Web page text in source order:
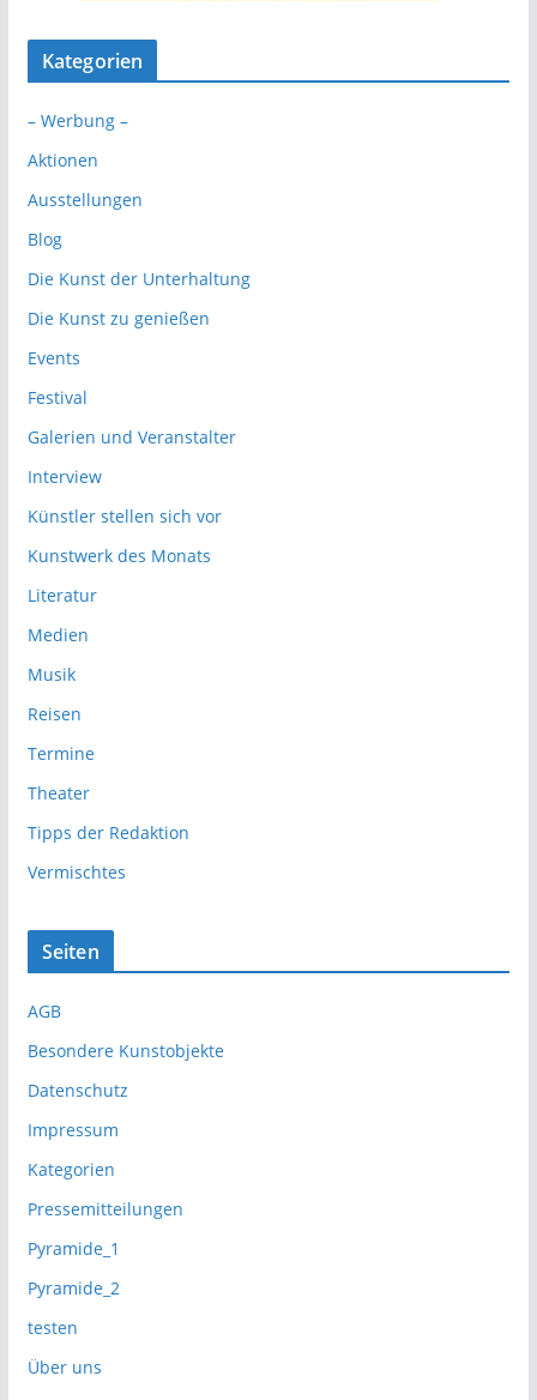
Kategorien
– Werbung –
Aktionen
Ausstellungen
Blog
Die Kunst der Unterhaltung
Die Kunst zu genießen
Events
Festival
Galerien und Veranstalter
Interview
Künstler stellen sich vor
Kunstwerk des Monats
Literatur
Medien
Musik
Reisen
Termine
Theater
Tipps der Redaktion
Vermischtes
Seiten
AGB
Besondere Kunstobjekte
Datenschutz
Impressum
Kategorien
Pressemitteilungen
Pyramide_1
Pyramide_2
testen
Über uns